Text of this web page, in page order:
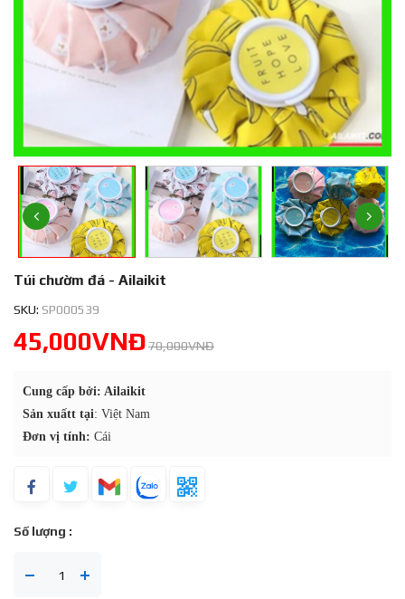
Túi chườm đá - Ailaikit
SKU: SP000539
45,000VNĐ70,000VNĐ
Cung cấp bởi: Ailaikit
Sản xuấtt tại: Việt Nam
Đơn vị tính: Cái
Số lượng :